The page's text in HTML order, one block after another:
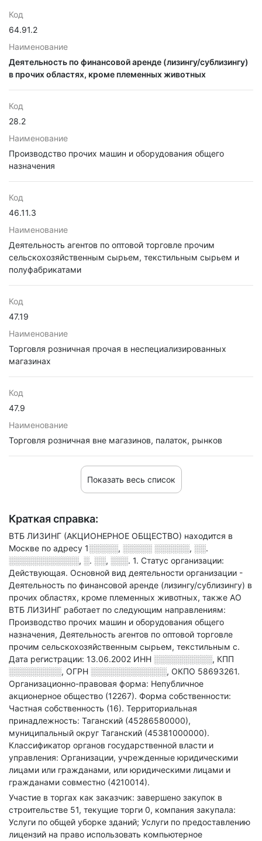
Код
64.91.2
Наименование
Деятельность по финансовой аренде (лизингу/сублизингу)
в прочих областях, кроме племенных животных
Код
28.2
Наименование
Производство прочих машин и оборудования общего
назначения
Код
46.11.3
Наименование
Деятельность агентов по оптовой торговле прочим
сельскохозяйственным сырьем, текстильным сырьем и
полуфабрикатами
Код
47.19
Наименование
Торговля розничная прочая в неспециализированных
магазинах
Код
47.9
Наименование
Торговля розничная вне магазинов, палаток, рынков
Показать весь список
Краткая справка:
ВТБ ЛИЗИНГ (АКЦИОНЕРНОЕ ОБЩЕСТВО) находится в
Москве по адресу 1░░░░░, ░░░░░ ░░░░░░, ░░.
░░░░░░░░░░░░, ░. ░░, ░░░. 1. Статус организации:
Действующая. Основной вид деятельности организации -
Деятельность по финансовой аренде (лизингу/сублизингу) в
прочих областях, кроме племенных животных, также АО
ВТБ ЛИЗИНГ работает по следующим направлениям:
Производство прочих машин и оборудования общего
назначения, Деятельность агентов по оптовой торговле
прочим сельскохозяйственным сырьем, текстильным с.
Дата регистрации: 13.06.2002 ИНН ░░░░░░░░░░, КПП
░░░░░░░░░, ОГРН ░░░░░░░░░░░░░, ОКПО 58693261.
Организационно-правовая форма: Непубличное
акционерное общество (12267). Форма собственности:
Частная собственность (16). Территориальная
принадлежность: Таганский (45286580000),
муниципальный округ Таганский (45381000000).
Классификатор органов государственной власти и
управления: Организации, учрежденные юридическими
лицами или гражданами, или юридическими лицами и
гражданами совместно (4210014).
Участие в торгах как заказчик: завершено закупок в
строительстве 51, текущие торги 0, компания закупала:
Услуги по общей уборке зданий; Услуги по предоставлению
лицензий на право использовать компьютерное